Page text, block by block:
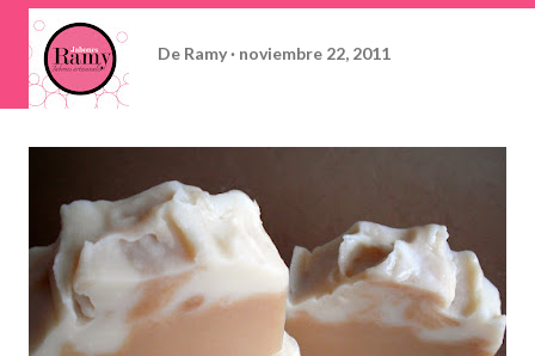
De Ramy noviembre 22, 2011